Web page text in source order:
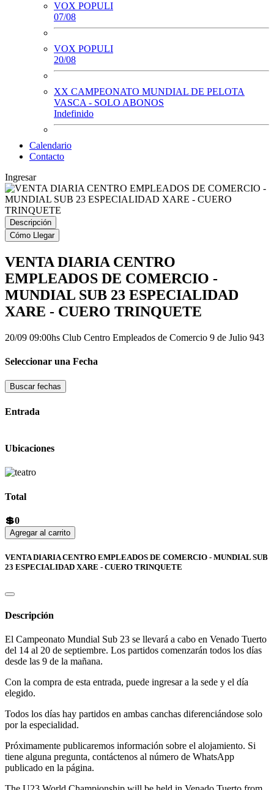
VOX POPULI
07/08
VOX POPULI
20/08
XX CAMPEONATO MUNDIAL DE PELOTA
VASCA - SOLO ABONOS
Indefinido
Calendario
Contacto
Ingresar
Descripción
Cómo Llegar
VENTA DIARIA CENTRO
EMPLEADOS DE COMERCIO -
MUNDIAL SUB 23 ESPECIALIDAD
XARE - CUERO TRINQUETE
20/09 09:00hs Club Centro Empleados de Comercio 9 de Julio 943
Seleccionar una Fecha
Buscar fechas
Entrada
Ubicaciones
Total
💲0
Agregar al carrito
VENTA DIARIA CENTRO EMPLEADOS DE COMERCIO - MUNDIAL SUB
23 ESPECIALIDAD XARE - CUERO TRINQUETE
Descripción
El Campeonato Mundial Sub 23 se llevará a cabo en Venado Tuerto
del 14 al 20 de septiembre. Los partidos comenzarán todos los días
desde las 9 de la mañana.
Con la compra de esta entrada, puede ingresar a la sede y el día
elegido.
Todos los días hay partidos en ambas canchas diferenciándose solo
por la especialidad.
Próximamente publicaremos información sobre el alojamiento. Si
tiene alguna pregunta, contáctenos al número de WhatsApp
publicado en la página.